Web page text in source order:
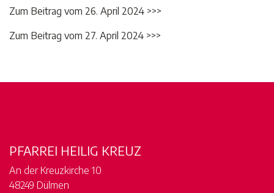
Zum Beitrag vom 26. April 2024 >>>
Zum Beitrag vom 27. April 2024 >>>
PFARREI HEILIG KREUZ
An der Kreuzkirche 10
48249 Dülmen